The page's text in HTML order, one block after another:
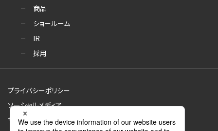
商品
ショールーム
IR
採用
プライバシーポリシー
ソーシャルメディア
サイトのご利用について